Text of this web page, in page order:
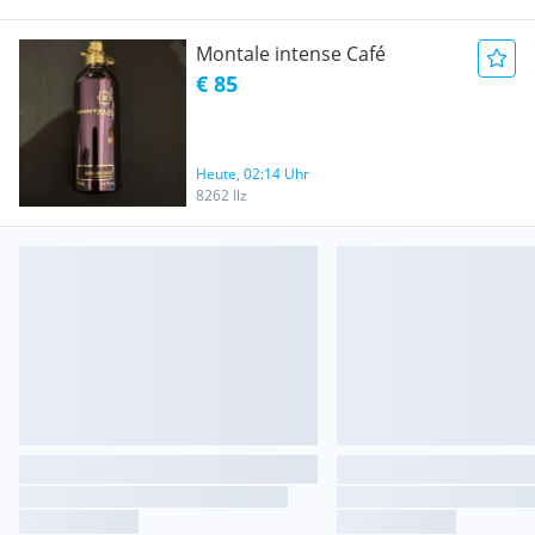
Montale intense Café
€ 85
Heute, 02:14 Uhr
8262 Ilz